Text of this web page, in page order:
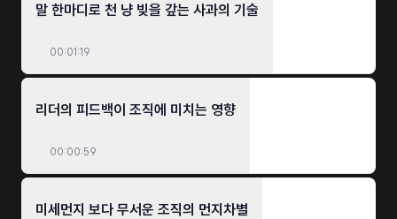
말 한마디로 천 냥 빚을 갚는 사과의 기술
00:01:19
리더의 피드백이 조직에 미치는 영향
00:00:59
미세먼지 보다 무서운 조직의 먼지차별